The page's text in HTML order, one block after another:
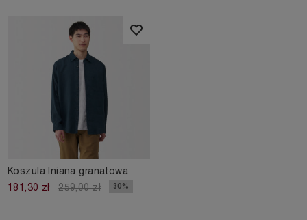
Koszula lniana granatowa
181,30 zł
259,00 zł 30%